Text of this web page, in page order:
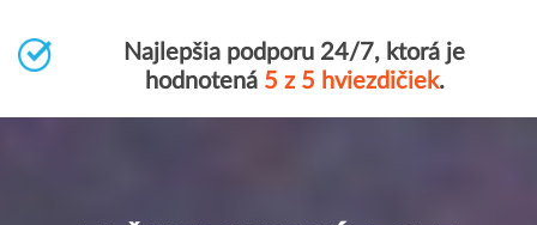
Najlepšia podporu 24/7, ktorá je
hodnotená 5 z 5 hviezdičiek.